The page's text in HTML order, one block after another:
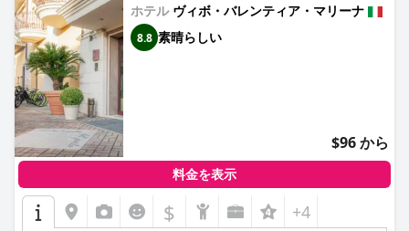
ホテル ヴィボ・バレンティア・マリーナ
8.8 素晴らしい
$96 から
料金を表示
$ +4